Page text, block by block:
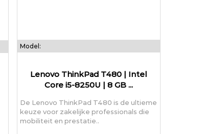
Model:
Lenovo ThinkPad T480 | Intel
Core i5-8250U | 8 GB ...
De Lenovo ThinkPad T480 is de ultieme
keuze voor zakelijke professionals die
mobiliteit en prestatie..